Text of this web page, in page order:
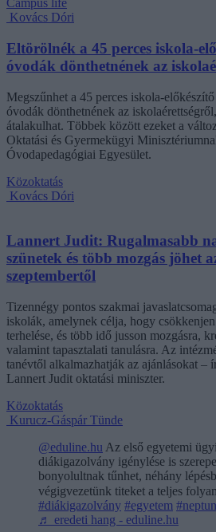
Campus life
Kovács Dóri
Eltörölnék a 45 perces iskola-
óvodák dönthetnének az
Megszűnhet a 45 perces iskola-
óvodák dönthetnének az
átalakulhat. Többek között ezeket a
Oktatási és Gyermekügyi
Óvodapedagógiai Egyesület.
Közoktatás
Kovács Dóri
Lannert Judit: Rugalmasabb
szünetek és több mozgás jöhet
szeptembertől
Tizennégy pontos szakmai
iskolák, amelynek célja, hogy
terhelése, és több idő jusson mozgásra,
valamint tapasztalati tanulásra. Az
tanévtől alkalmazhatják az ajánlásokat –
Lannert Judit oktatási miniszter.
Közoktatás
Kurucz-Gáspár Tünde
@eduline.hu Az első egyetemi
diákigazolvány igénylése is
bonyolultnak tűnhet, néhány
végigvezetünk titeket a teljes
#diákigazolvány #egyetem #neptun
♬ eredeti hang - eduline.hu